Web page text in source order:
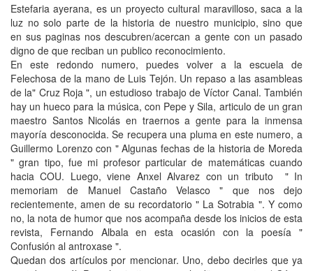
Estefaria ayerana, es un proyecto cultural maravilloso, saca a la
luz no solo parte de la historia de nuestro municipio, sino que
en sus paginas nos descubren/acercan a gente con un pasado
digno de que reciban un publico reconocimiento.
En este redondo numero, puedes volver a la escuela de
Felechosa de la mano de Luis Tejón. Un repaso a las asambleas
de la" Cruz Roja ", un estudioso trabajo de Víctor Canal. También
hay un hueco para la música, con Pepe y Sila, articulo de un gran
maestro Santos Nicolás en traernos a gente para la inmensa
mayoría desconocida. Se recupera una pluma en este numero, a
Guillermo Lorenzo con " Algunas fechas de la historia de Moreda
" gran tipo, fue mi profesor particular de matemáticas cuando
hacia COU. Luego, viene Anxel Alvarez con un tributo " In
memoriam de Manuel Castaño Velasco " que nos dejo
recientemente, amen de su recordatorio " La Sotrabia ". Y como
no, la nota de humor que nos acompaña desde los inicios de esta
revista, Fernando Albala en esta ocasión con la poesía "
Confusión al antroxase ".
Quedan dos artículos por mencionar. Uno, debo decirles que ya